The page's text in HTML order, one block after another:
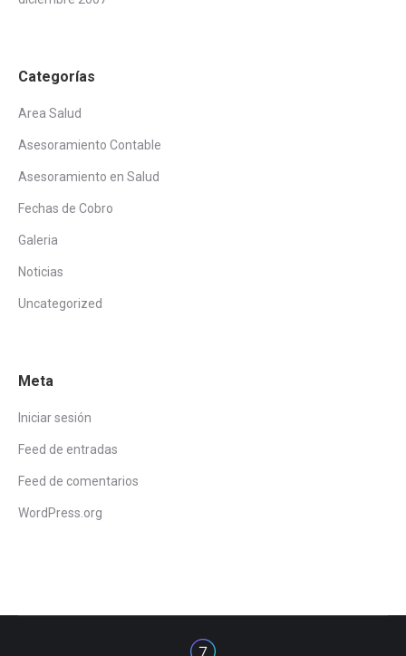
Categorías
Area Salud
Asesoramiento Contable
Asesoramiento en Salud
Fechas de Cobro
Galeria
Noticias
Uncategorized
Meta
Iniciar sesión
Feed de entradas
Feed de comentarios
WordPress.org